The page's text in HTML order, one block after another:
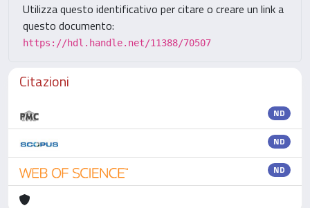
Utilizza questo identificativo per citare o creare un link a
questo documento:
https://hdl.handle.net/11388/70507
Citazioni
ND
ND
ND